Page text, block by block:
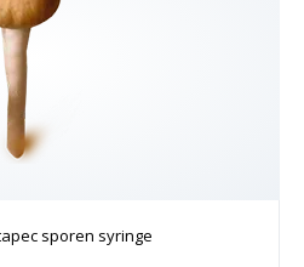
sporen syringe